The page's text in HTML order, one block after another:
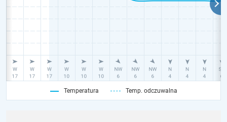
Temperatura Temp. odczuwalna